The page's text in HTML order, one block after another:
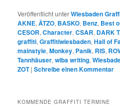
Veröffentlicht unterWiesbaden
AKNE,ÄTZO, BASKO, Benz, Best
CESOR,Character,CSAR, DARK
graffiti,Graffitiwiesbaden,Hall of
mainstyle,Monkey, Panik, RIS,
Tannhäuser,wiba writing,
ZOT |Schreibe einen Kommentar
KOMMENDE GRAFFITI TERMINE